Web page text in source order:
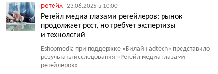
ретейл 23.06.2025 в 10:00
Ретейл медиа глазами ретейлеров: рынок
продолжает рост, но требует экспертизы
и технологий
Eshopmedia при поддержке «Билайн adtech» представило
результаты исследования «Ретейл медиа глазами
ретейлеров»